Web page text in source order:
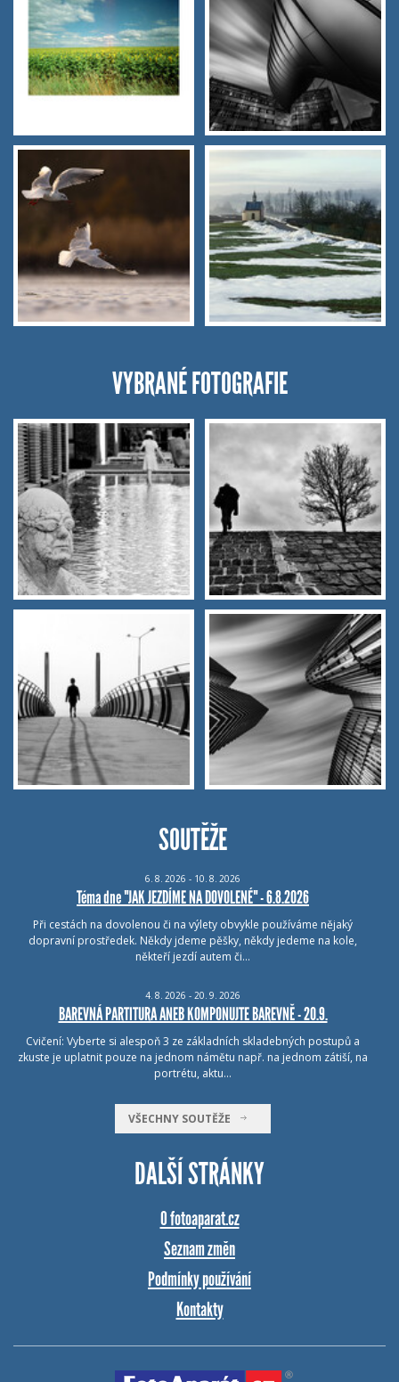
VYBRANÉ FOTOGRAFIE
SOUTĚŽE
6. 8. 2026 - 10. 8. 2026
Téma dne "JAK JEZDÍME NA DOVOLENÉ" - 6.8.2026
Při cestách na dovolenou či na výlety obvykle používáme nějaký
dopravní prostředek. Někdy jdeme pěšky, někdy jedeme na kole,
někteří jezdí autem či…
4. 8. 2026 - 20. 9. 2026
BAREVNÁ PARTITURA ANEB KOMPONUJTE BAREVNĚ - 20.9.
Cvičení: Vyberte si alespoň 3 ze základních skladebných postupů a
zkuste je uplatnit pouze na jednom námětu např. na jednom zátiší, na
portrétu, aktu…
VŠECHNY SOUTĚŽE
DALŠÍ STRÁNKY
O fotoaparat.cz
Seznam změn
Podmínky používání
Kontakty